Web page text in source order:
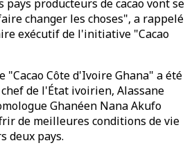
producteurs de cacao vont se
changer les choses", a rappelé
exécutif de l'initiative "Cacao
Côte d'Ivoire Ghana" a été
de l'État ivoirien, Alassane
Ghanéen Nana Akufo
de meilleures conditions de vie
deux pays.